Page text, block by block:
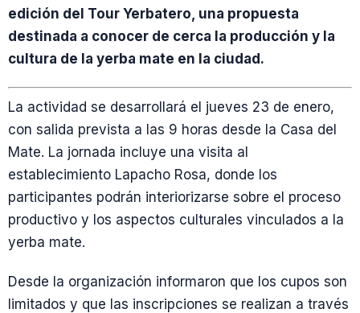
edición del Tour Yerbatero, una propuesta
destinada a conocer de cerca la producción y la
cultura de la yerba mate en la ciudad.
La actividad se desarrollará el jueves 23 de enero,
con salida prevista a las 9 horas desde la Casa del
Mate. La jornada incluye una visita al
establecimiento Lapacho Rosa, donde los
participantes podrán interiorizarse sobre el proceso
productivo y los aspectos culturales vinculados a la
yerba mate.
Desde la organización informaron que los cupos son
limitados y que las inscripciones se realizan a través